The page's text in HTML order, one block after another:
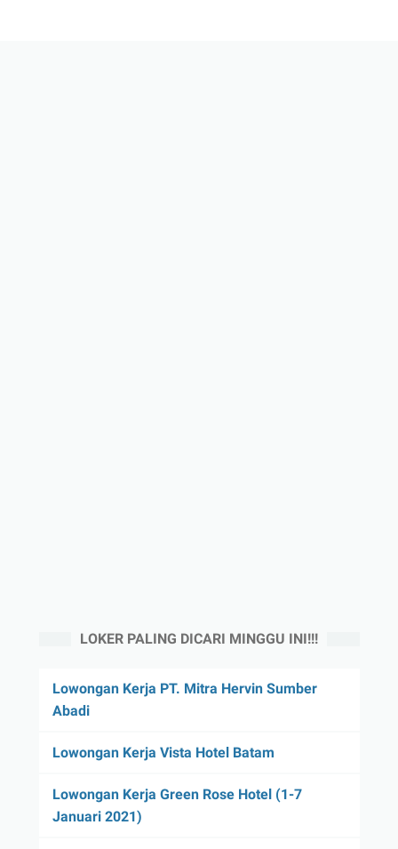
LOKER PALING DICARI MINGGU INI!!!
Lowongan Kerja PT. Mitra Hervin Sumber
Abadi
Lowongan Kerja Vista Hotel Batam
Lowongan Kerja Green Rose Hotel (1-7
Januari 2021)